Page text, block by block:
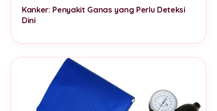
Kanker: Penyakit Ganas yang Perlu Deteksi
Dini